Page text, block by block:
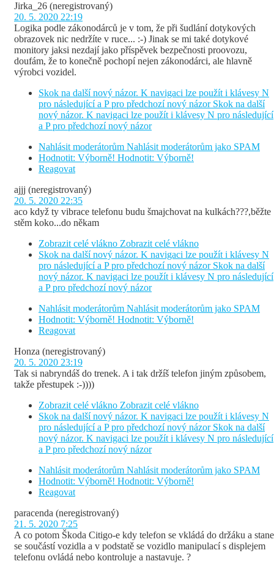
Jirka_26 (neregistrovaný)
20. 5. 2020 22:19
Logika podle zákonodárců je v tom, že při šudlání dotykových
obrazovek nic nedržíte v ruce... :-) Jinak se mi také dotykové
monitory jaksi nezdají jako příspěvek bezpečnosti proovozu,
doufám, že to konečně pochopí nejen zákonodárci, ale hlavně
výrobci vozidel.
Skok na další nový názor. K navigaci lze použít i klávesy N
pro následující a P pro předchozí nový názor Skok na další
nový názor. K navigaci lze použít i klávesy N pro následující
a P pro předchozí nový názor
Nahlásit moderátorům Nahlásit moderátorům jako SPAM
Hodnotit: Výborně! Hodnotit: Výborně!
Reagovat
ajjj (neregistrovaný)
20. 5. 2020 22:35
aco když ty vibrace telefonu budu šmajchovat na kulkách???,běžte
stěm koko...do někam
Zobrazit celé vlákno Zobrazit celé vlákno
Skok na další nový názor. K navigaci lze použít i klávesy N
pro následující a P pro předchozí nový názor Skok na další
nový názor. K navigaci lze použít i klávesy N pro následující
a P pro předchozí nový názor
Nahlásit moderátorům Nahlásit moderátorům jako SPAM
Hodnotit: Výborně! Hodnotit: Výborně!
Reagovat
Honza (neregistrovaný)
20. 5. 2020 23:19
Tak si nabryndáš do trenek. A i tak držíš telefon jiným způsobem,
takže přestupek :-))))
Zobrazit celé vlákno Zobrazit celé vlákno
Skok na další nový názor. K navigaci lze použít i klávesy N
pro následující a P pro předchozí nový názor Skok na další
nový názor. K navigaci lze použít i klávesy N pro následující
a P pro předchozí nový názor
Nahlásit moderátorům Nahlásit moderátorům jako SPAM
Hodnotit: Výborně! Hodnotit: Výborně!
Reagovat
paracenda (neregistrovaný)
21. 5. 2020 7:25
A co potom Škoda Citigo-e kdy telefon se vkládá do držáku a stane
se součástí vozidla a v podstatě se vozidlo manipulací s displejem
telefonu ovládá nebo kontroluje a nastavuje. ?